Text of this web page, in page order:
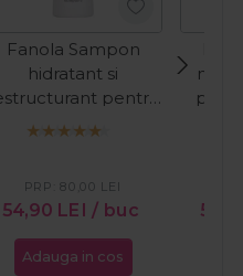
Fanola Sampon
hidratant si
pentru
uscat Nourishing
54,90 LEI / buc
PRP: 80,00 LEI
Adauga in cos
par